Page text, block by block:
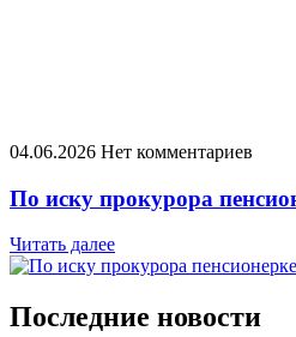
04.06.2026 Нет комментариев
По иску прокурора
Читать далее
Последние новости